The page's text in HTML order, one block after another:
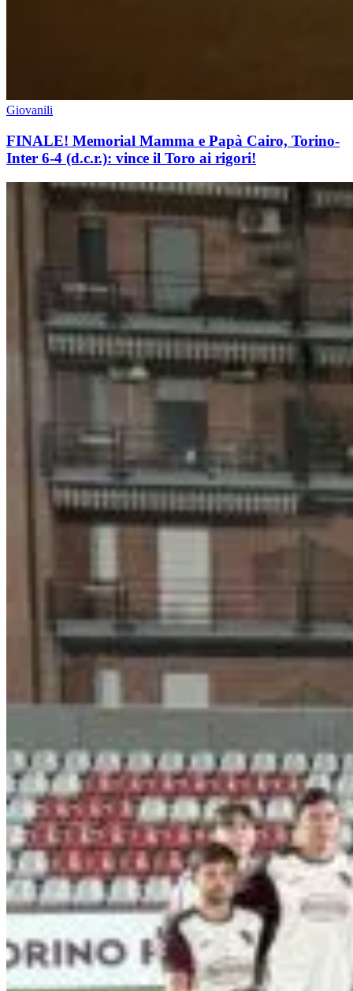
Giovanili
FINALE! Memorial Mamma e Papà Cairo, Torino-
Inter 6-4 (d.c.r.): vince il Toro ai rigori!